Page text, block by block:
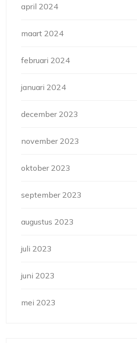
april 2024
maart 2024
februari 2024
januari 2024
december 2023
november 2023
oktober 2023
september 2023
augustus 2023
juli 2023
juni 2023
mei 2023